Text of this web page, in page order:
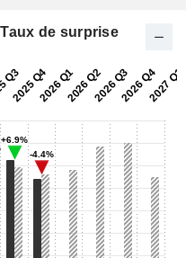
de surprise